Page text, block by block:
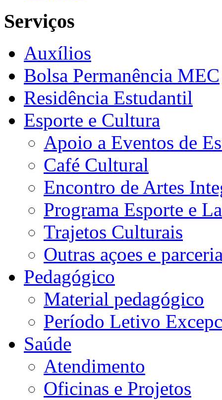
Serviços
Auxílios
Bolsa Permanência MEC
Residência Estudantil
Esporte e Cultura
Apoio a Eventos de
Café Cultural
Encontro de Artes
Programa Esporte e
Trajetos Culturais
Outras açoes e
Pedagógico
Material pedagógico
Período Letivo
Saúde
Atendimento
Oficinas e Projetos